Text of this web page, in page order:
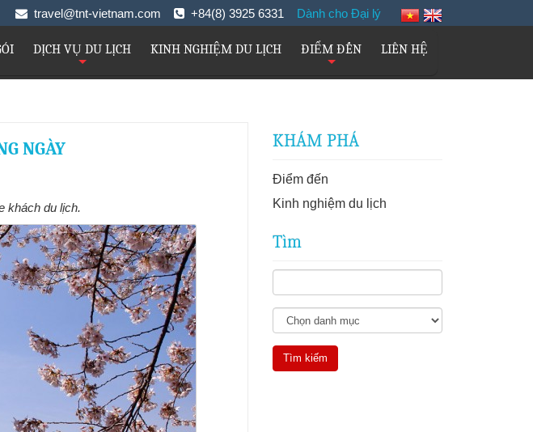
travel@tnt-vietnam.com +84(8) 3925 6331 Dành cho Đại lý
+
DỊCH VỤ DU LỊCH KINH NGHIỆM DU LỊCH
+
ĐIỂM ĐẾN LIÊN HỆ
NGÀY
khách du lịch.
KHÁM PHÁ
Điểm đến
Kinh nghiệm du lịch
Tìm